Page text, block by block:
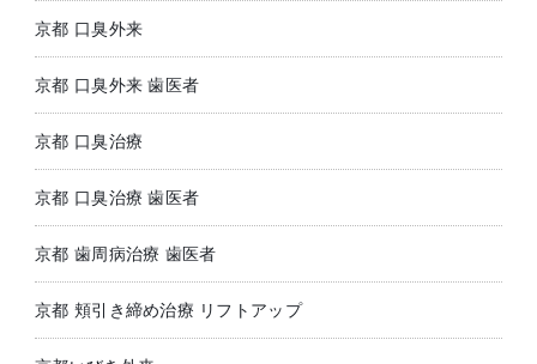
京都 口臭外来
京都 口臭外来 歯医者
京都 口臭治療
京都 口臭治療 歯医者
京都 歯周病治療 歯医者
京都 頬引き締め治療 リフトアップ